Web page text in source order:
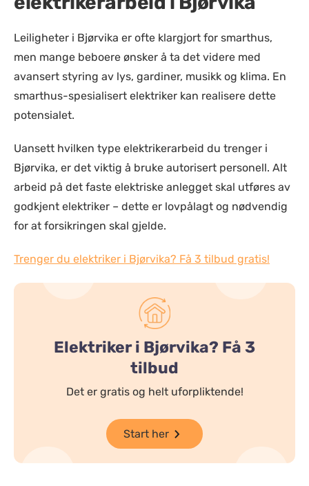
Leiligheter i Bjørvika er ofte klargjort for smarthus,
men mange beboere ønsker å ta det videre med
avansert styring av lys, gardiner, musikk og klima. En
smarthus-spesialisert elektriker kan realisere dette
potensialet.
Uansett hvilken type elektrikerarbeid du trenger i
Bjørvika, er det viktig å bruke autorisert personell. Alt
arbeid på det faste elektriske anlegget skal utføres av
godkjent elektriker – dette er lovpålagt og nødvendig
for at forsikringen skal gjelde.
Trenger du elektriker i Bjørvika? Få 3 tilbud gratis!
Elektriker i Bjørvika? Få 3
tilbud
Det er gratis og helt uforpliktende!
Start her